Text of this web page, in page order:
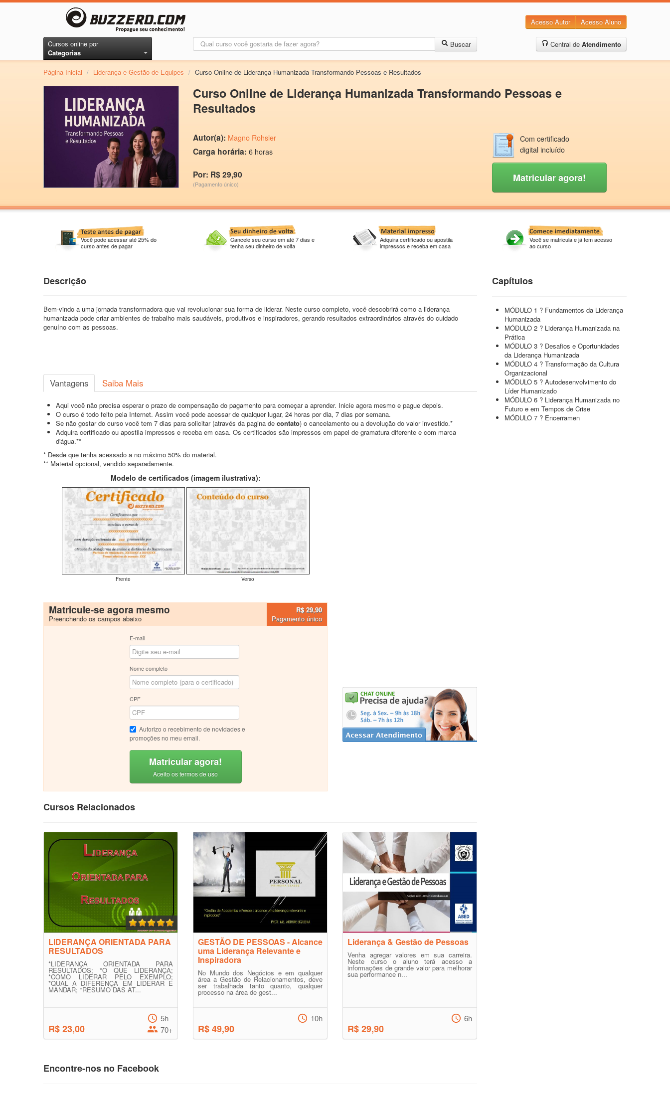
Acesso Autor Acesso Aluno
Cursos online por
Categorias
Buscar Central de Atendimento
Página Inicial / Liderança e Gestão de Equipes / Curso Online de Liderança Humanizada Transformando Pessoas e Resultados
Curso Online de Liderança Humanizada Transformando Pessoas e
Resultados
Autor(a): Magno Rohsler
Carga horária: 6 horas
Por: R$ 29,90
(Pagamento único)
Com certificado
digital incluído
Matricular agora!
Você pode acessar até 25% do
curso antes de pagar
Cancele seu curso em até 7 dias e
tenha seu dinheiro de volta
Adquira certificado ou apostila
impressos e receba em casa
Você se matricula e já tem acesso
ao curso
Descrição
Bem-vindo a uma jornada transformadora que vai revolucionar sua forma de liderar. Neste curso completo, você descobrirá como a liderança
humanizada pode criar ambientes de trabalho mais saudáveis, produtivos e inspiradores, gerando resultados extraordinários através do cuidado
genuíno com as pessoas.
Vantagens Saiba Mais
Aqui você não precisa esperar o prazo de compensação do pagamento para começar a aprender. Inicie agora mesmo e pague depois.
O curso é todo feito pela Internet. Assim você pode acessar de qualquer lugar, 24 horas por dia, 7 dias por semana.
Se não gostar do curso você tem 7 dias para solicitar (através da pagina de contato) o cancelamento ou a devolução do valor investido.*
Adquira certificado ou apostila impressos e receba em casa. Os certificados são impressos em papel de gramatura diferente e com marca
d'água.**
* Desde que tenha acessado a no máximo 50% do material.
** Material opcional, vendido separadamente.
Modelo de certificados (imagem ilustrativa):
Frente Verso
Matricule-se agora mesmo
Preenchendo os campos abaixo
R$ 29,90
Pagamento único
E-mail
Nome completo
CPF
Autorizo o recebimento de novidades e
promoções no meu email.
Matricular agora!
Aceito os termos de uso
Cursos Relacionados
LIDERANÇA ORIENTADA PARA
RESULTADOS
*LIDERANÇA ORIENTADA PARA
RESULTADOS; *O QUE LIDERANÇA;
*COMO LIDERAR PELO EXEMPLO;
*QUAL A DIFERENÇA EM LIDERAR E
MANDAR; *RESUMO DAS AT...
R$ 23,00
5h
70+
GESTÃO DE PESSOAS - Alcance
uma Liderança Relevante e
Inspiradora
No Mundo dos Negócios e em qualquer
área a Gestão de Relacionamentos, deve
ser trabalhada tanto quanto, qualquer
processo na área de gest...
R$ 49,90
10h
Liderança & Gestão de Pessoas
Venha agregar valores em sua carreira.
Neste curso o aluno terá acesso a
informações de grande valor para melhorar
sua performance n...
R$ 29,90
6h
Encontre-nos no Facebook
Capítulos
MÓDULO 1 ? Fundamentos da Liderança
Humanizada
MÓDULO 2 ? Liderança Humanizada na
Prática
MÓDULO 3 ? Desafios e Oportunidades
da Liderança Humanizada
MÓDULO 4 ? Transformação da Cultura
Organizacional
MÓDULO 5 ? Autodesenvolvimento do
Líder Humanizado
MÓDULO 6 ? Liderança Humanizada no
Futuro e em Tempos de Crise
MÓDULO 7 ? Encerramen